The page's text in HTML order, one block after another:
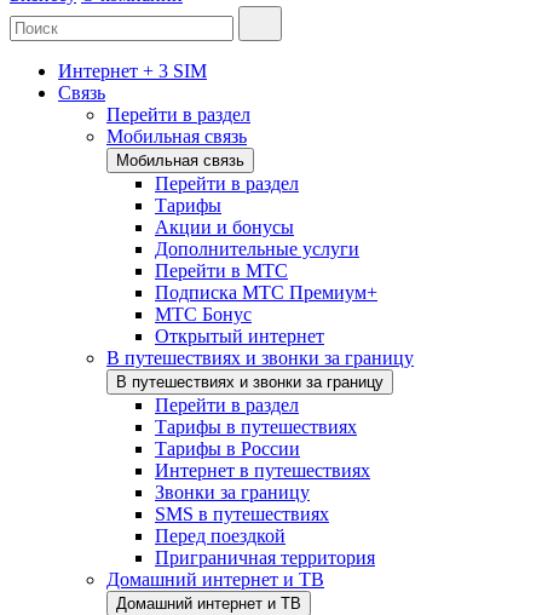
Интернет + 3 SIM
Связь
Перейти в раздел
Мобильная связь
Мобильная связь
Перейти в раздел
Тарифы
Акции и бонусы
Дополнительные услуги
Перейти в МТС
Подписка МТС Премиум+
МТС Бонус
Открытый интернет
В путешествиях и звонки за границу
В путешествиях и звонки за границу
Перейти в раздел
Тарифы в путешествиях
Тарифы в России
Интернет в путешествиях
Звонки за границу
SMS в путешествиях
Перед поездкой
Приграничная территория
Домашний интернет и ТВ
Домашний интернет и ТВ